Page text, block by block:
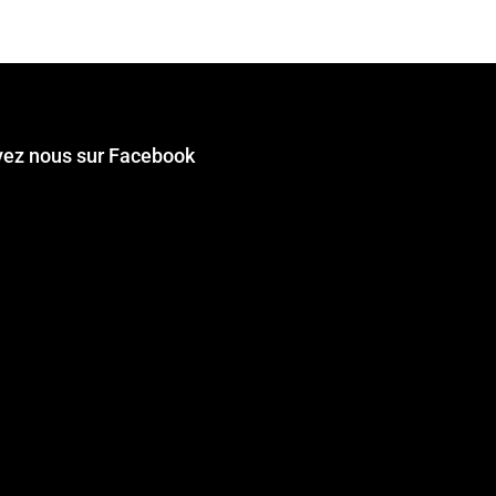
nous sur Facebook